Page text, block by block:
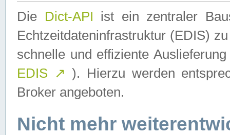
Die Dict-API ist ein zentraler
Echtzeitdateninfrastruktur (EDIS)
schnelle und effiziente
EDIS ↗ ). Hierzu werden
Broker angeboten.
Nicht mehr